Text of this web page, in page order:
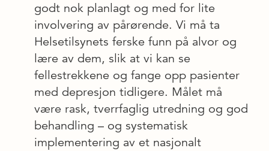
godt nok planlagt og med for lite
involvering av pårørende. Vi må ta
Helsetilsynets ferske funn på alvor og
lære av dem, slik at vi kan se
fellestrekkene og fange opp pasienter
med depresjon tidligere. Målet må
være rask, tverrfaglig utredning og god
behandling – og systematisk
implementering av et nasjonalt